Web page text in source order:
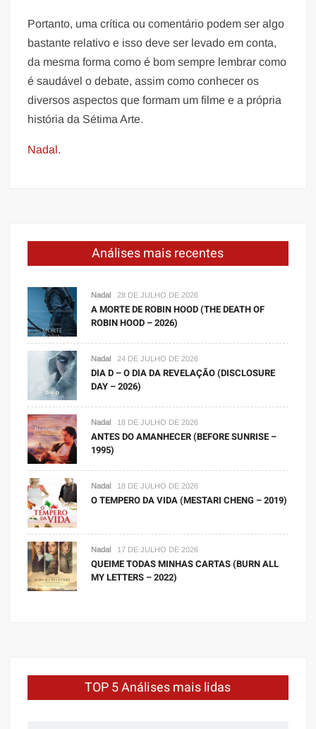
Portanto, uma crítica ou comentário podem ser algo
bastante relativo e isso deve ser levado em conta,
da mesma forma como é bom sempre lembrar como
é saudável o debate, assim como conhecer os
diversos aspectos que formam um filme e a própria
história da Sétima Arte.
Nadal.
Análises mais recentes
Nadal 28 DE JULHO DE 2026
A MORTE DE ROBIN HOOD (THE DEATH OF
ROBIN HOOD – 2026)
Nadal 24 DE JULHO DE 2026
DIA D – O DIA DA REVELAÇÃO (DISCLOSURE
DAY – 2026)
Nadal 18 DE JULHO DE 2026
ANTES DO AMANHECER (BEFORE SUNRISE –
1995)
Nadal 18 DE JULHO DE 2026
O TEMPERO DA VIDA (MESTARI CHENG – 2019)
Nadal 17 DE JULHO DE 2026
QUEIME TODAS MINHAS CARTAS (BURN ALL
MY LETTERS – 2022)
TOP 5 Análises mais lidas